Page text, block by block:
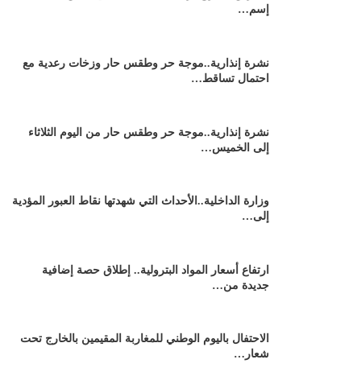
إسم…
نشرة إنذارية..موجة حر وطقس حار وزخات رعدية مع
احتمال تساقط…
نشرة إنذارية..موجة حر وطقس حار من اليوم الثلاثاء
إلى الخميس…
وزارة الداخلية..الأحداث التي شهدتها نقاط العبور المؤدية
إلى…
ارتفاع أسعار المواد البترولية.. إطلاق حصة إضافية
جديدة من…
الاحتفال باليوم الوطني للمغاربة المقيمين بالخارج تحت
شعار…